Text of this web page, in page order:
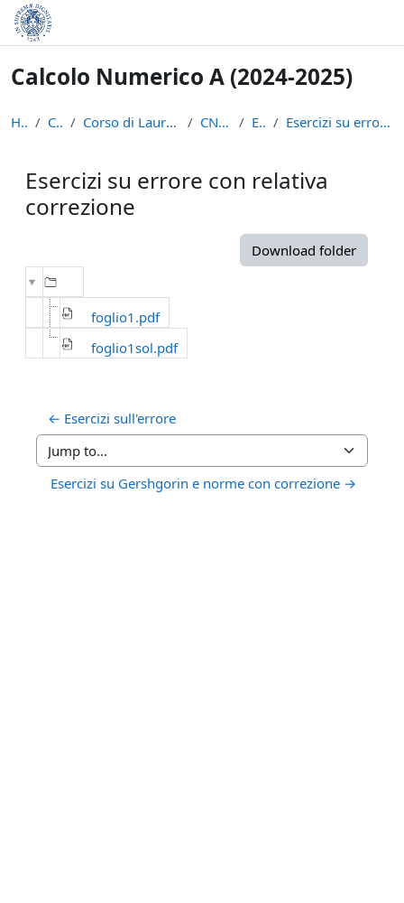
Skip to main content
Calcolo Numerico A (2024-2025)
Home Courses Corso di Laurea in Informatica (L-31) CN-A ( 24-25) Esercizi Esercizi su errore con relativa correzione
Esercizi su errore con relativa
correzione
Download folder
foglio1.pdf
foglio1sol.pdf
← Esercizi sull'errore
Jump to...
Esercizi su Gershgorin e norme con correzione →